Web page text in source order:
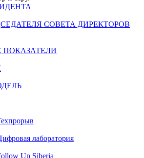
СОВЕТА ДИРЕКТОРОВ
лаборатория
Up Siberia